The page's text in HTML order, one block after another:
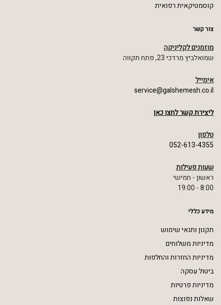
קוסמטיקאית רפואית
צור קשר
מוזמנים לקליניקה
שמואלביץ מרדכי 23, פתח תקווה
אימייל
service@galshemesh.co.il
ליצירת קשר לחצו כאן
טלפון
052-613-4355
שעות פעילות
ראשון - חמישי
8:00 - 19:00
מידע כללי
תקנון ותנאי שימוש
מדיניות משלוחים
מדיניות החזרות והחלפות
ביטול עסקה
מדיניות פרטיות
שאלות נפוצות